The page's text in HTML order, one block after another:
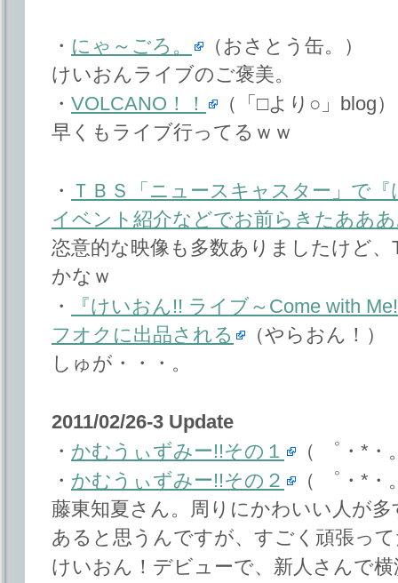
・ にゃ～ごろ。
（おさとう缶。）
けいおんライブのご褒美。
・ VOLCANO！！
（「□より○」blog）
早くもライブ行ってるｗｗ
・ ＴＢＳ「ニュースキャスター」で
イベント紹介などでお前らきたああ
恣意的な映像も多数ありましたけど
かなｗ
・
『けいおん!! ライブ～Come with
フオクに出品される
（やらおん！）
しゅが・・・。
2011/02/26-3 Update
・ かむうぃずみー!!その１
（ ゜・*
・ かむうぃずみー!!その２
（ ゜・*
藤東知夏さん。周りにかわいい人が
あると思うんですが、すごく頑張っ
けいおん！デビューで、新人さんで